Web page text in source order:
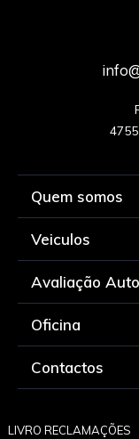
Quem somos
Veiculos
Avaliação Auto
Oficina
Contactos
LIVRO RECLAMAÇÕES